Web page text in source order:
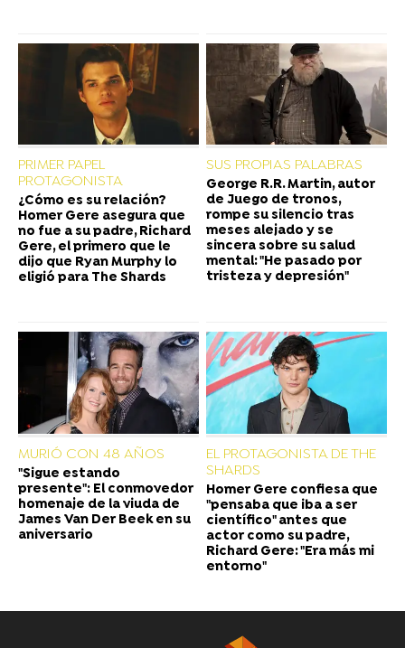
PRIMER PAPEL
PROTAGONISTA
¿Cómo es su relación?
Homer Gere asegura que
no fue a su padre, Richard
Gere, el primero que le
dijo que Ryan Murphy lo
eligió para The Shards
SUS PROPIAS PALABRAS
George R.R. Martin, autor
de Juego de tronos,
rompe su silencio tras
meses alejado y se
sincera sobre su salud
mental: "He pasado por
tristeza y depresión"
MURIÓ CON 48 AÑOS
"Sigue estando
presente": El conmovedor
homenaje de la viuda de
James Van Der Beek en su
aniversario
EL PROTAGONISTA DE THE
SHARDS
Homer Gere confiesa que
"pensaba que iba a ser
científico" antes que
actor como su padre,
Richard Gere: "Era más mi
entorno"